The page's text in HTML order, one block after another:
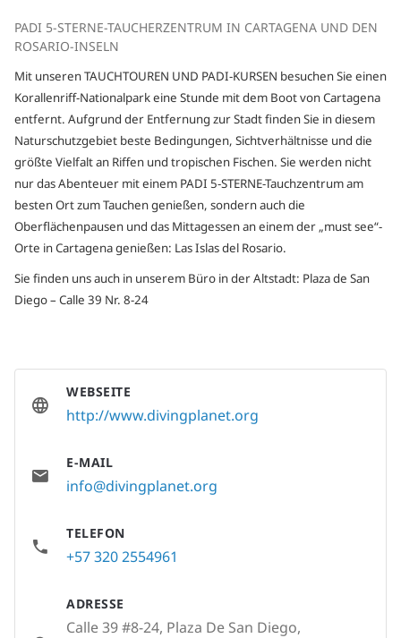
PADI 5-STERNE-TAUCHERZENTRUM IN CARTAGENA UND DEN
ROSARIO-INSELN
Mit unseren TAUCHTOUREN UND PADI-KURSEN besuchen Sie einen
Korallenriff-Nationalpark eine Stunde mit dem Boot von Cartagena
entfernt. Aufgrund der Entfernung zur Stadt finden Sie in diesem
Naturschutzgebiet beste Bedingungen, Sichtverhältnisse und die
größte Vielfalt an Riffen und tropischen Fischen. Sie werden nicht
nur das Abenteuer mit einem PADI 5-STERNE-Tauchzentrum am
besten Ort zum Tauchen genießen, sondern auch die
Oberflächenpausen und das Mittagessen an einem der „must see“-
Orte in Cartagena genießen: Las Islas del Rosario.
Sie finden uns auch in unserem Büro in der Altstadt: Plaza de San
Diego – Calle 39 Nr. 8-24
WEBSEITE
http://www.divingplanet.org
E-MAIL
info@divingplanet.org
TELEFON
+57 320 2554961
ADRESSE
Calle 39 #8-24, Plaza De San Diego,